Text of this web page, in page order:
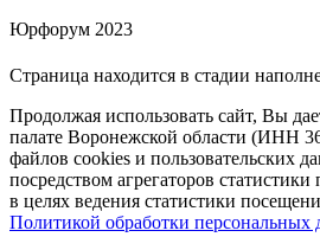
Юрфорум 2023
Страница находится в стадии
Продолжая использовать сайт, Вы
палате Воронежской области (ИНН
файлов cookies и пользовательских
посредством агрегаторов статистики
в целях ведения статистики
Политикой обработки персональных